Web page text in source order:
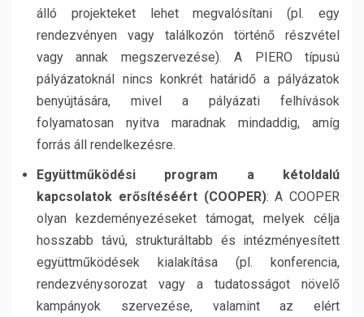
álló projekteket lehet megvalósítani (pl. egy
rendezvényen vagy találkozón történő részvétel
vagy annak megszervezése). A PIERO típusú
pályázatoknál nincs konkrét határidő a pályázatok
benyújtására, mivel a pályázati felhívások
folyamatosan nyitva maradnak mindaddig, amíg
forrás áll rendelkezésre.
Együttműködési program a kétoldalú
kapcsolatok erősítéséért (COOPER): A COOPER
olyan kezdeményezéseket támogat, melyek célja
hosszabb távú, strukturáltabb és intézményesített
együttműködések kialakítása (pl. konferencia,
rendezvénysorozat vagy a tudatosságot növelő
kampányok szervezése, valamint az elért